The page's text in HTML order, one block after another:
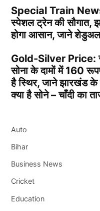
Special Train
स्पेशल ट्रेन की सौगात,
होगा आसान, जाने
Gold-Silver Price:
सोना के दामों में 160
है स्थिर, जाने झारखंड
क्या है सोने – चाँदी का
Auto
Bihar
Business News
Cricket
Education